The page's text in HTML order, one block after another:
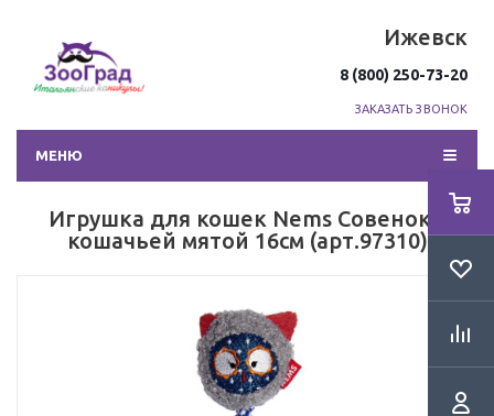
Ижевск
8 (800) 250-73-20
ЗАКАЗАТЬ ЗВОНОК
МЕНЮ
Игрушка для кошек Nems Совенок с
кошачьей мятой 16см (арт.97310)